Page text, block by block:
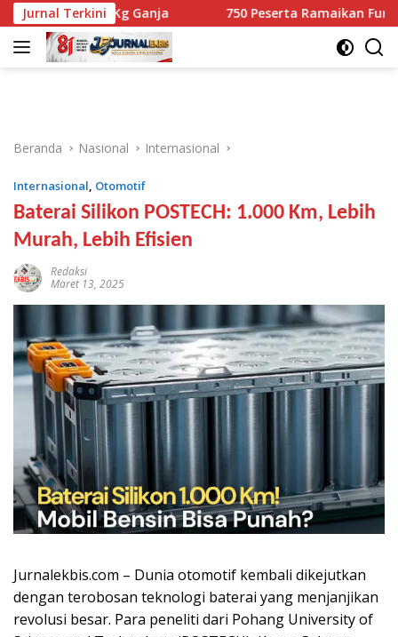
Langsung
ke
konten
Jurnal Terkini
10,1 Kg Ganja 750 Peserta Ramaikan Fun Walk
Beranda Nasional Internasional
Internasional, Otomotif
Baterai Silikon POSTECH: 1.000 Km, Lebih
Murah, Lebih Efisien
Redaksi
Maret 13, 2025
Jurnalekbis.com – Dunia otomotif kembali dikejutkan
dengan terobosan teknologi baterai yang menjanjikan
revolusi besar. Para peneliti dari Pohang University of